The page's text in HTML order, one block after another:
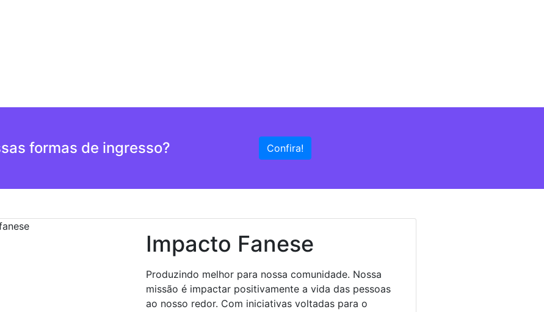
formas de ingresso? Confira!
Impacto Fanese
Produzindo melhor para nossa comunidade. Nossa
missão é impactar positivamente a vida das pessoas
ao nosso redor. Com iniciativas voltadas para o